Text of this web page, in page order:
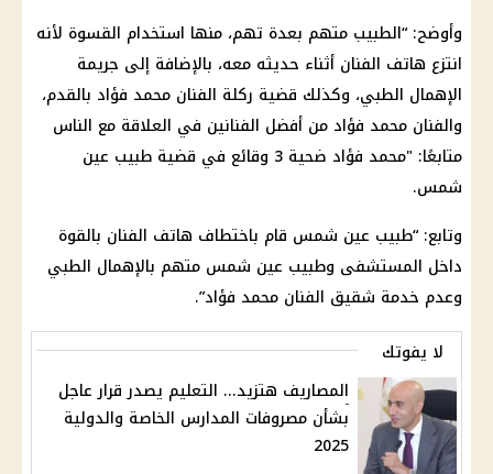
وأوضح: “الطبيب متهم بعدة تهم، منها استخدام القسوة لأنه
انتزع هاتف الفنان أثناء حديثه معه، بالإضافة إلى جريمة
الإهمال الطبي، وكذلك قضية ركلة الفنان محمد فؤاد بالقدم،
والفنان محمد فؤاد من أفضل الفنانين في العلاقة مع الناس
متابعًا: "محمد فؤاد ضحية 3 وقائع في قضية طبيب عين
شمس.
وتابع: “طبيب عين شمس قام باختطاف هاتف الفنان بالقوة
داخل المستشفى وطبيب عين شمس متهم بالإهمال الطبي
وعدم خدمة شقيق الفنان محمد فؤاد”.
لا يفوتك
المصاريف هتزيد... التعليم يصدر قرار عاجل
بشأن مصروفات المدارس الخاصة والدولية
2025